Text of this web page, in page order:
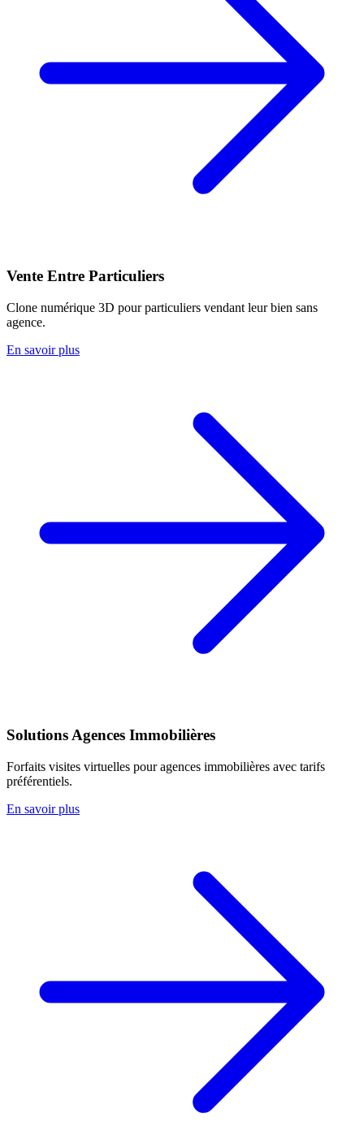
Vente Entre Particuliers
Clone numérique 3D pour particuliers vendant leur bien sans
agence.
En savoir plus
Solutions Agences Immobilières
Forfaits visites virtuelles pour agences immobilières avec tarifs
préférentiels.
En savoir plus